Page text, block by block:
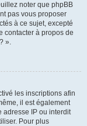
noter que phpBB
pas vous proposer
à ce sujet, excepté
contacter à propos de
».
les inscriptions afin
il est également
adresse IP ou interdit
Pour plus